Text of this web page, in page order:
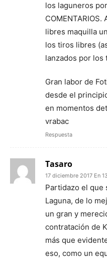
los laguneros
libres maquilla
los tiros libres
lanzados por los
Gran labor de
desde el
en momentos
vrabac
Respuesta
Tasaro
17 diciembre 2017 En
Partidazo el que
Laguna, de lo
un gran y
contratación de
más que
eso, como un